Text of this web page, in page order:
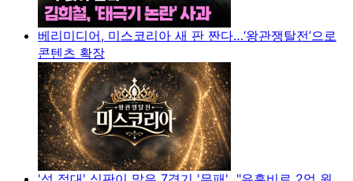
베리미디어, 미스코리아 새 판 짠다…‘왕관쟁탈전’으로
콘텐츠 확장